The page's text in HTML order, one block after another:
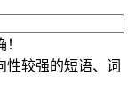
性较强的短语、词